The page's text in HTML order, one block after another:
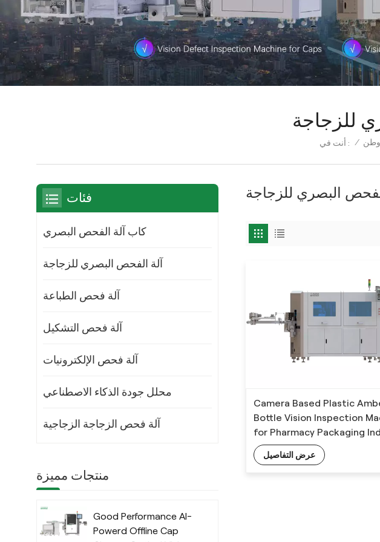
للزجاجة
أنت في : / وطن
البصري للزجاجة
Camera Based Plastic
Bottle Vision Inspection
for Pharmacy Packaging
عرض التفاصيل
فئات
كاب آلة الفحص البصري
آلة الفحص البصري للزجاجة
آلة فحص الطباعة
آلة فحص التشكيل
آلة فحص الإلكترونيات
محلل جودة الذكاء الاصطناعي
آلة فحص الزجاجة الزجاجية
منتجات مميزة
Good Performance AI-
Powerd Offline Cap